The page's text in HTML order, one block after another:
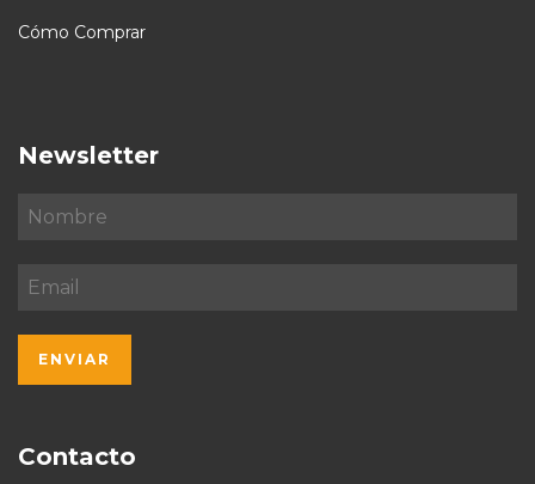
Cómo Comprar
Newsletter
Contacto